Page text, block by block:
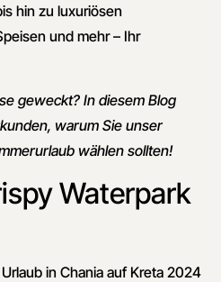
hin zu luxuriösen
und mehr – Ihr
geweckt? In diesem Blog
warum Sie unser
wählen sollten!
Waterpark
in Chania auf Kreta 2024